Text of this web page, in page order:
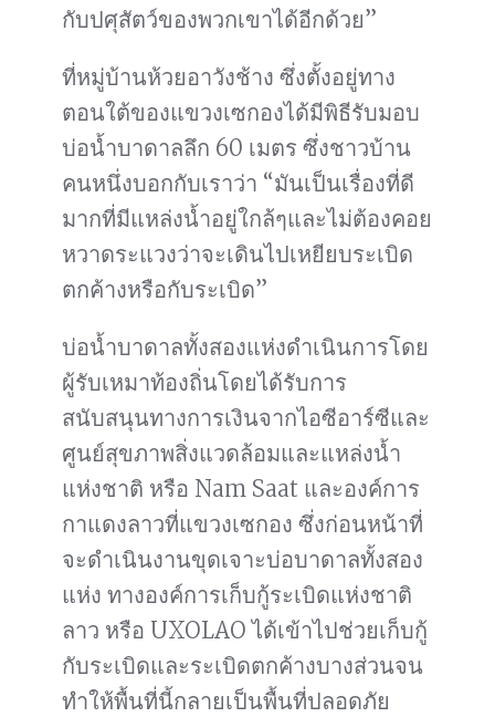
กับปศุสัตว์ของพวกเขาได้อีกด้วย”
ที่หมู่บ้านห้วยอาวังช้าง ซึ่งตั้งอยู่ทาง
ตอนใต้ของแขวงเซกองได้มีพิธีรับมอบ
บ่อน้ำบาดาลลึก 60 เมตร ซึ่งชาวบ้าน
คนหนึ่งบอกกับเราว่า “มันเป็นเรื่องที่ดี
มากที่มีแหล่งน้ำอยู่ใกล้ๆและไม่ต้องคอย
หวาดระแวงว่าจะเดินไปเหยียบระเบิด
ตกค้างหรือกับระเบิด”
บ่อน้ำบาดาลทั้งสองแห่งดำเนินการโดย
ผู้รับเหมาท้องถิ่นโดยได้รับการ
สนับสนุนทางการเงินจากไอซีอาร์ซีและ
ศูนย์สุขภาพสิ่งแวดล้อมและแหล่งน้ำ
แห่งชาติ หรือ Nam Saat และองค์การ
กาแดงลาวที่แขวงเซกอง ซึ่งก่อนหน้าที่
จะดำเนินงานขุดเจาะบ่อบาดาลทั้งสอง
แห่ง ทางองค์การเก็บกู้ระเบิดแห่งชาติ
ลาว หรือ UXOLAO ได้เข้าไปช่วยเก็บกู้
กับระเบิดและระเบิดตกค้างบางส่วนจน
ทำให้พื้นที่นี้กลายเป็นพื้นที่ปลอดภัย